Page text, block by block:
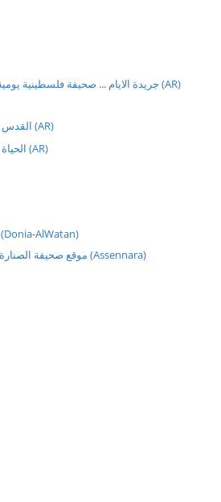
Al-Ayyam - جريدة الايام ... صحيفة فلسطينية يومية سياسية مستقلة (AR)
Al-Quds Daily Newspaper - القدس (AR)
Alhayat Aljadeeda - الحياة الجديدة (AR)
دنيا الوطن - الصفحة الرئيسية (Donia-AlWatan)
موقع صحيفة الصنارة الألكتروني - الصفحة الرئيسي (Assennara)